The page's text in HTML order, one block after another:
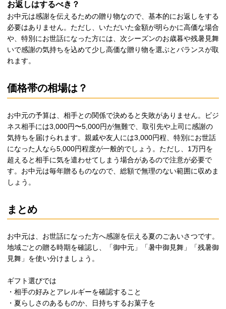
お返しはするべき？
お中元は感謝を伝えるための贈り物なので、基本的にお返しをする
必要はありません。ただし、いただいた金額が明らかに高価な場合
や、特別にお世話になった方には、次シーズンのお歳暮や残暑見舞
いで感謝の気持ちを込めて少し高価な贈り物を選ぶとバランスが取
れます。
価格帯の相場は？
お中元の予算は、相手との関係で決めると失敗がありません。ビジ
ネス相手には3,000円〜5,000円が無難で、取引先や上司に感謝の
気持ちを届けられます。親戚や友人には3,000円程、特別にお世話
になった人なら5,000円程度が一般的でしょう。ただし、1万円を
超えると相手に気を遣わせてしまう場合があるので注意が必要で
す。お中元は毎年贈るものなので、総額で無理のない範囲に収めま
しょう。
まとめ
お中元は、お世話になった方へ感謝を伝える夏のごあいさつです。
地域ごとの贈る時期を確認し、「御中元」「暑中御見舞」「残暑御
見舞」を使い分けましょう。
ギフト選びでは
・相手の好みとアレルギーを確認すること
・夏らしさのあるものか、日持ちするお菓子を